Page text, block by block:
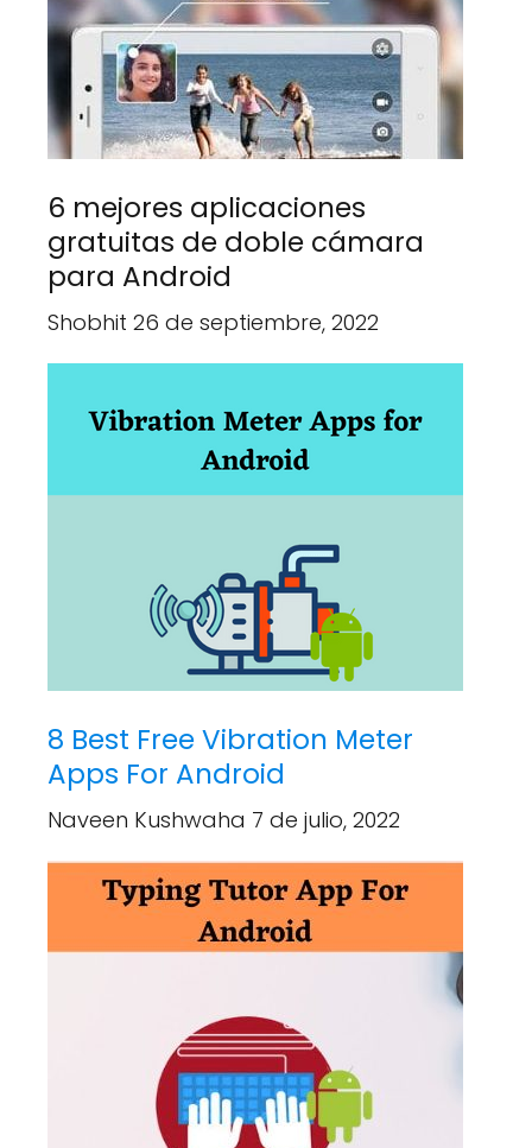
6 mejores aplicaciones
gratuitas de doble cámara
para Android
Shobhit 26 de septiembre, 2022
8 Best Free Vibration Meter
Apps For Android
Naveen Kushwaha 7 de julio, 2022